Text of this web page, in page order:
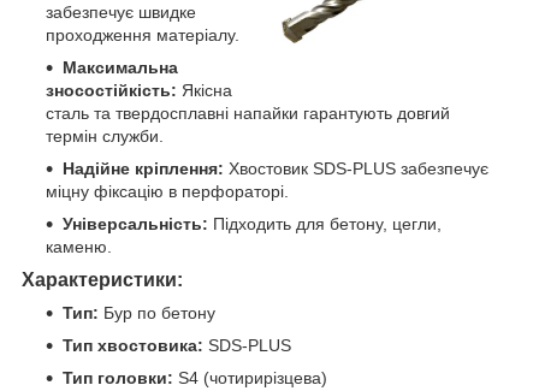
забезпечує швидке
проходження матеріалу.
Максимальна
зносостійкість: Якісна
сталь та твердосплавні напайки гарантують довгий
термін служби.
Надійне кріплення: Хвостовик SDS-PLUS забезпечує
міцну фіксацію в перфораторі.
Універсальність: Підходить для бетону, цегли,
каменю.
Характеристики:
Тип: Бур по бетону
Тип хвостовика: SDS-PLUS
Тип головки: S4 (чотирирізцева)